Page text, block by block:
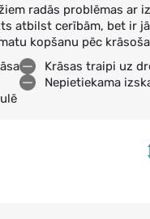
radās problēmas ar
atbilst cerībām, bet ir
kopšanu pēc
Krāsas traipi uz
Nepietiekama